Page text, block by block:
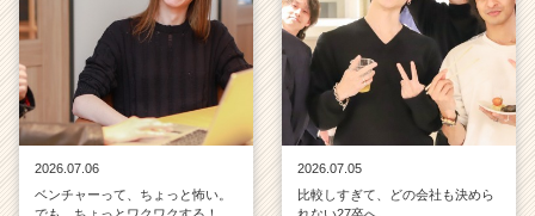
2026.07.06
ベンチャーって、ちょっと怖い。
2026.07.05
比較しすぎて、どの会社も決めら